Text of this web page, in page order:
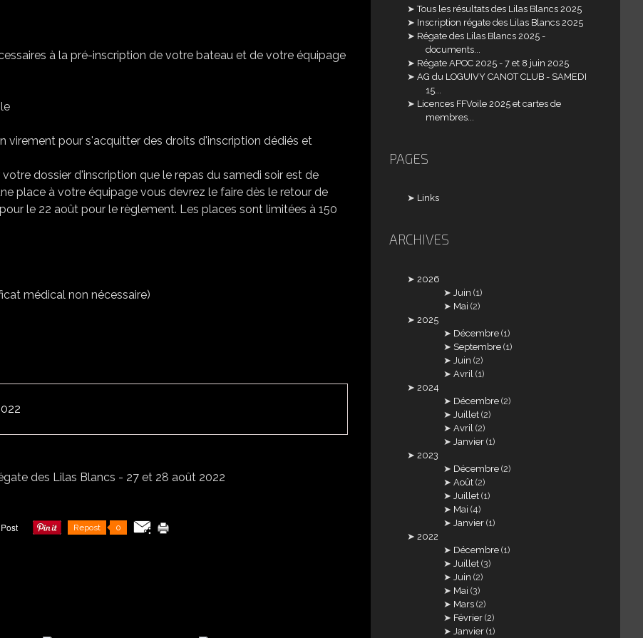
à la pré-inscription de votre bateau et de votre équipage
virement pour s'acquitter des droits d'inscription dédiés et
dossier d'inscription que le repas du samedi soir est de
place à votre équipage vous devrez le faire dès le retour de
le 22 août pour le règlement. Les places sont limitées à 150
médical non nécessaire)
Repost 0
Tous les résultats des Lilas Blancs 2025
Inscription régate des Lilas Blancs 2025
Régate des Lilas Blancs 2025 -
documents...
Régate APOC 2025 - 7 et 8 juin 2025
AG du LOGUIVY CANOT CLUB - SAMEDI
15...
Licences FFVoile 2025 et cartes de
membres...
PAGES
Links
ARCHIVES
2026
Juin (1)
Mai (2)
2025
Décembre (1)
Septembre (1)
Juin (2)
Avril (1)
2024
Décembre (2)
Juillet (2)
Avril (2)
Janvier (1)
2023
Décembre (2)
Août (2)
Juillet (1)
Mai (4)
Janvier (1)
2022
Décembre (1)
Juillet (3)
Juin (2)
Mai (3)
Mars (2)
Février (2)
Janvier (1)